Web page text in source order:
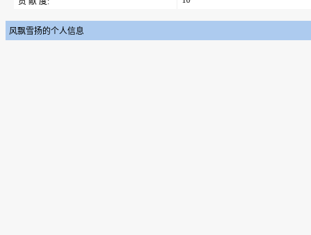
风飘雪扬的个人信息